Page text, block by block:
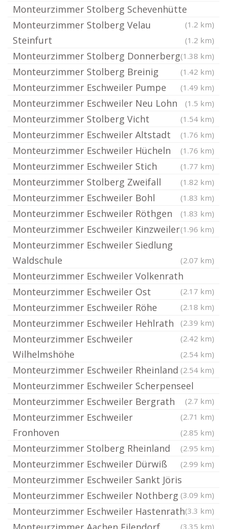
Monteurzimmer Stolberg Schevenhütte
(1.2 km)
Monteurzimmer Stolberg Velau
Steinfurt
(1.2 km)
Monteurzimmer Stolberg Donnerberg(1.38 km)
Monteurzimmer Stolberg Breinig (1.42 km)
Monteurzimmer Eschweiler Pumpe (1.49 km)
Monteurzimmer Eschweiler Neu Lohn (1.5 km)
Monteurzimmer Stolberg Vicht (1.54 km)
Monteurzimmer Eschweiler Altstadt (1.76 km)
Monteurzimmer Eschweiler Hücheln (1.76 km)
Monteurzimmer Eschweiler Stich (1.77 km)
Monteurzimmer Stolberg Zweifall (1.82 km)
Monteurzimmer Eschweiler Bohl (1.83 km)
Monteurzimmer Eschweiler Röthgen (1.83 km)
Monteurzimmer Eschweiler Kinzweiler(1.96 km)
Monteurzimmer Eschweiler Siedlung
Waldschule
(2.07 km)
Monteurzimmer Eschweiler Volkenrath
(2.17 km)
Monteurzimmer Eschweiler Ost
(2.18 km)
Monteurzimmer Eschweiler Röhe
(2.39 km)
Monteurzimmer Eschweiler Hehlrath
(2.42 km)
Monteurzimmer Eschweiler
Wilhelmshöhe
(2.54 km)
Monteurzimmer Eschweiler Rheinland (2.54 km)
Monteurzimmer Eschweiler Scherpenseel
(2.7 km)
Monteurzimmer Eschweiler Bergrath
(2.71 km)
Monteurzimmer Eschweiler
Fronhoven
(2.85 km)
Monteurzimmer Stolberg Rheinland (2.95 km)
Monteurzimmer Eschweiler Dürwiß (2.99 km)
Monteurzimmer Eschweiler Sankt Jöris
(3.09 km)
Monteurzimmer Eschweiler Nothberg
(3.3 km)
Monteurzimmer Eschweiler Hastenrath
(3.35 km)